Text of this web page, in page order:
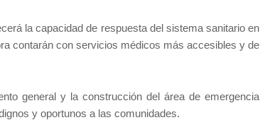
la capacidad de respuesta del sistema sanitario en
contarán con servicios médicos más accesibles y de
general y la construcción del área de emergencia
y oportunos a las comunidades.